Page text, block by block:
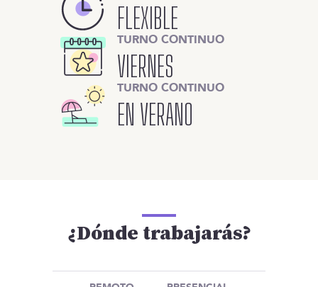
FLEXIBLE
TURNO CONTINUO
VIERNES
TURNO CONTINUO
EN VERANO
¿Dónde trabajarás?